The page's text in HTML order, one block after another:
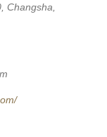
Changsha,